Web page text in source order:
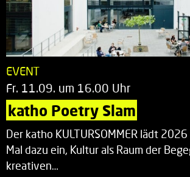
EVENT
Fr. 11.09. um 16.00 Uhr
katho Poetry Slam
Der katho KULTURSOMMER lädt
Mal dazu ein, Kultur als Raum der
kreativen…